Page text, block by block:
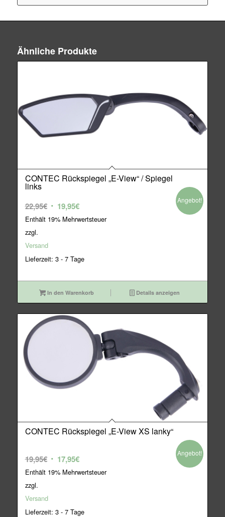
Ähnliche Produkte
CONTEC Rückspiegel „E-View“ / Spiegel
links
22,95€ Ursprünglicher
Preis
19,95€Aktueller
Preis
Enthält 19% Mehrwertsteuer
zzgl.
Versand
Lieferzeit: 3 - 7 Tage
Angebot!
In den Warenkorb Details anzeigen
CONTEC Rückspiegel „E-View XS lanky“
19,95€ Ursprünglicher
Preis
17,95€Aktueller
Preis
Enthält 19% Mehrwertsteuer
zzgl.
Versand
Lieferzeit: 3 - 7 Tage
Angebot!